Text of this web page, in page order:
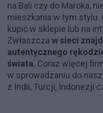
na Bali czy do Maroka,
mieszkania w tym stylu.
kupić w sklepie lub na
Zwłaszcza w sieci
autentycznego
świata. Coraz więcej
w sprowadzaniu do
z Indii, Turcji, Indonezji